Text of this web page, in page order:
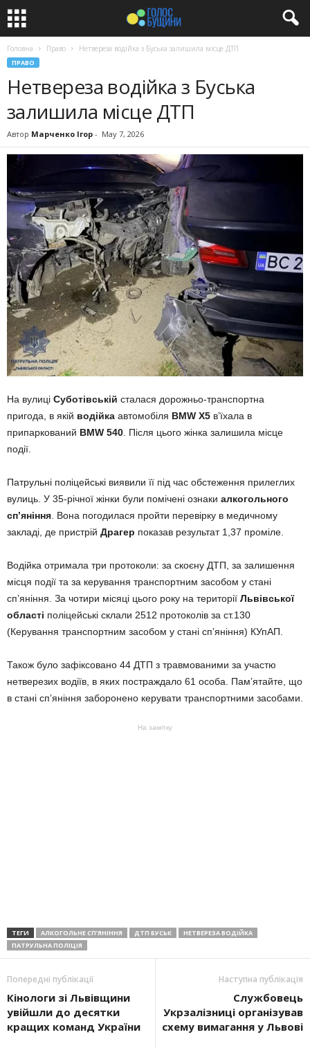
Головна Право Нетвереза водійка з Буська залишила місце ДТП
ПРАВО
Нетвереза водійка з Буська
залишила місце ДТП
Автор Марченко Ігор - May 7, 2026
На вулиці Суботівській сталася дорожньо-транспортна
пригода, в якій водійка автомобіля BMW X5 вʼїхала в
припаркований BMW 540 . Після цього жінка залишила місце
події.
Патрульні поліцейські виявили її під час обстеження прилеглих
вулиць. У 35-річної жінки були помічені ознаки алкогольного
спʼяніння . Вона погодилася пройти перевірку в медичному
закладі, де пристрій Драгер показав результат 1,37 проміле.
Водійка отримала три протоколи: за скоєну ДТП, за залишення
місця події та за керування транспортним засобом у стані
спʼяніння. За чотири місяці цього року на території Львівської
області поліцейські склали 2512 протоколів за ст.130
(Керування транспортним засобом у стані спʼяніння) КУпАП.
Також було зафіксовано 44 ДТП з травмованими за участю
нетверезих водіїв, в яких постраждало 61 особа. Памʼятайте, що
в стані спʼяніння заборонено керувати транспортними засобами.
На замітку
ТЕГИ АЛКОГОЛЬНЕ СП’ЯНІННЯ ДТП БУСЬК
НЕТВЕРЕЗА ВОДІЙКА
ПАТРУЛЬНА ПОЛІЦІЯ
Попередні публікації
Кінологи зі Львівщини
увійшли до десятки
кращих команд України
Наступна публікація
Службовець
Укрзалізниці організував
схему вимагання у Львові